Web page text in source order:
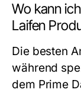
Wo kann
Laifen
Die besten
während
dem Prime